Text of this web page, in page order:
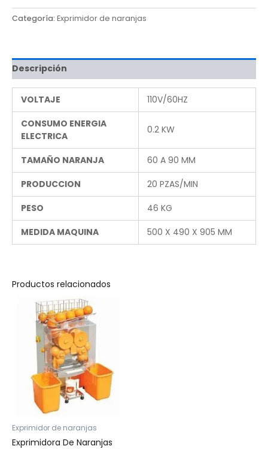
Categoría: Exprimidor de naranjas
Descripción
VOLTAJE
110V/60HZ
CONSUMO ENERGIA
ELECTRICA
0.2 KW
TAMAÑO NARANJA
60 A 90 MM
PRODUCCION
20 PZAS/MIN
PESO
46 KG
MEDIDA MAQUINA
500 X 490 X 905 MM
Productos relacionados
Exprimidor de naranjas
Exprimidora De Naranjas